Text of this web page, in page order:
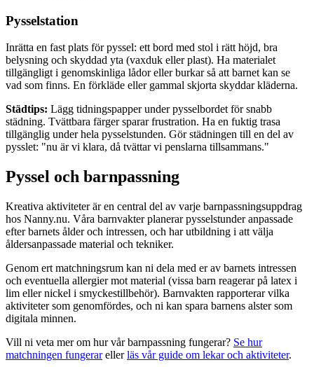
Pysselstation
Inrätta en fast plats för pyssel: ett bord med stol i rätt höjd, bra
belysning och skyddad yta (vaxduk eller plast). Ha materialet
tillgängligt i genomskinliga lådor eller burkar så att barnet kan se
vad som finns. En förkläde eller gammal skjorta skyddar kläderna.
Städtips: Lägg tidningspapper under pysselbordet för snabb
städning. Tvättbara färger sparar frustration. Ha en fuktig trasa
tillgänglig under hela pysselstunden. Gör städningen till en del av
pysslet: "nu är vi klara, då tvättar vi penslarna tillsammans."
Pyssel och barnpassning
Kreativa aktiviteter är en central del av varje barnpassningsuppdrag
hos Nanny.nu. Våra barnvakter planerar pysselstunder anpassade
efter barnets ålder och intressen, och har utbildning i att välja
åldersanpassade material och tekniker.
Genom ert matchningsrum kan ni dela med er av barnets intressen
och eventuella allergier mot material (vissa barn reagerar på latex i
lim eller nickel i smyckestillbehör). Barnvakten rapporterar vilka
aktiviteter som genomfördes, och ni kan spara barnens alster som
digitala minnen.
Vill ni veta mer om hur vår barnpassning fungerar? Se hur
matchningen fungerarellerläs vår guide om lekar och aktiviteter.